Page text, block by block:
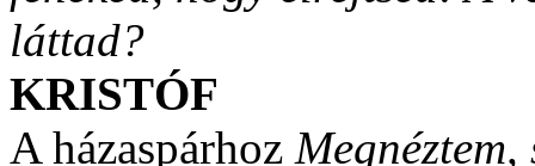
láttad?
KRISTÓF
A házaspárhoz